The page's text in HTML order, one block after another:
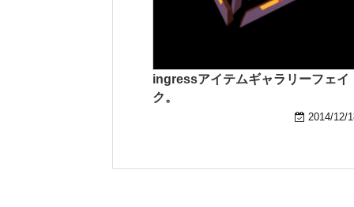
ingressアイテムギャラリーフェイ
ク。
2014/12/